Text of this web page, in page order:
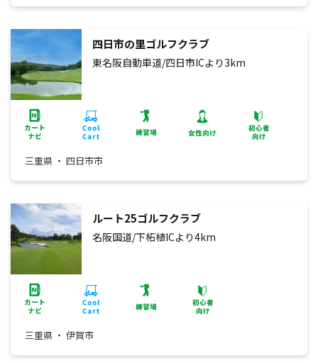
四日市の里ゴルフクラブ
東名阪自動車道/四日市ICより3km
三重県 ・ 四日市市
ルート25ゴルフクラブ
名阪国道/下柘植ICより4km
三重県 ・ 伊賀市